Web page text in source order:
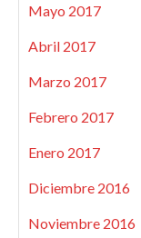
Mayo 2017
Abril 2017
Marzo 2017
Febrero 2017
Enero 2017
Diciembre 2016
Noviembre 2016